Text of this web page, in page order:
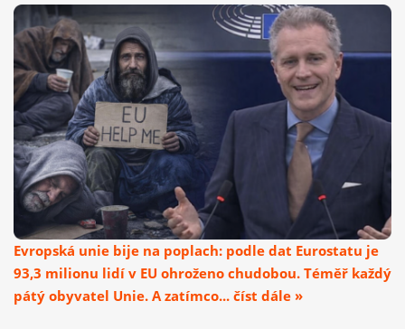
Evropská unie bije na poplach: podle dat Eurostatu je
93,3 milionu lidí v EU ohroženo chudobou. Téměř každý
pátý obyvatel Unie. A zatímco... číst dále »